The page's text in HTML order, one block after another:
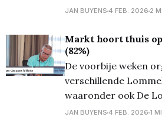
mochten een reactie
desbetreffende,
integraal weergeven. "Onze wekelijkse
markt in Lommel
We zien stabiele
JAN BUYENS 4 FEB. 2026 2
Markt hoort thuis
(82%)
De voorbije weken
verschillende
waaronder ook De
vraag van
JAN BUYENS 4 FEB. 2026 1